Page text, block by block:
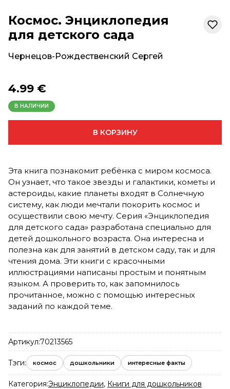
Космос. Энциклопедия
для детского сада
Чернецов-Рождественский Сергей
4.99 €
В НАЛИЧИИ
В КОРЗИНУ
Эта книга познакомит ребёнка с миром космоса.
Он узнает, что такое звезды и галактики, кометы и
астероиды, какие планеты входят в Солнечную
систему, как люди мечтали покорить космос и
осуществили свою мечту. Серия «Энциклопедия
для детского сада» разработана специально для
детей дошкольного возраста. Она интересна и
полезна как для занятий в детском саду, так и для
чтения дома. Эти книги с красочными
иллюстрациями написаны простым и понятным
языком. А проверить то, как запомнилось
прочитанное, можно с помощью интересных
заданий по каждой теме.
Артикул:70213565
Тэги: космос дошкольники интересные факты
Категория:Энциклопедии, Книги для дошкольников